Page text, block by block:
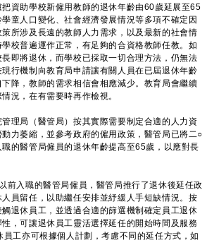
資助學校新僱用教師的退休年齡由60歲延展至65
童人口變化、社會經濟發展情況等多項不確定因
所涉及長遠的教師人力需求，以及最新的社會情
校普遍運作正常，有足夠的合資格教師任教。如
即將退休，而學校已採取一切合理方法，仍無法
行機制向教育局申請讓有關人員在已屆退休年齡
降，教師的需求相信會相應減少。教育局會繼續
況，在有需要時再作檢視。
局（醫管局）按其實際需要制定合適的人力資
力萎縮，並參考政府的僱用政策，醫管局已將二○
的醫管局僱員的退休年齡提高至65歲，以應對長
入職的醫管局僱員，醫管局推行了退休後延任政
員留任，以助繼任安排並紓緩人手短缺情況。按
退休員工，並透過合適的篩選機制確定員工退休
，可讓退休員工靈活選擇延任的開始時間及服務
工亦可根據個人計劃，考慮不同的延任方式，如